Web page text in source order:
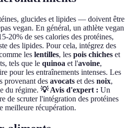
glucides et lipides — doivent être
vegan. En général, un athlète vegan
20% de ses calories des protéines,
des lipides. Pour cela, intégrez des
les lentilles, les pois chiches et
tels que le quinoa et l'avoine,
pour les entraînements intenses. Les
provenant des avocats et des noix,
du régime. 💡 Avis d'expert : Un
de scruter l'intégration des protéines
meilleure récupération.